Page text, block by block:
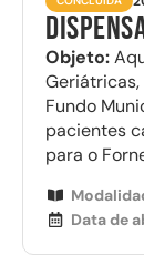
Objeto:
Fundo
pacientes
para o
Data de